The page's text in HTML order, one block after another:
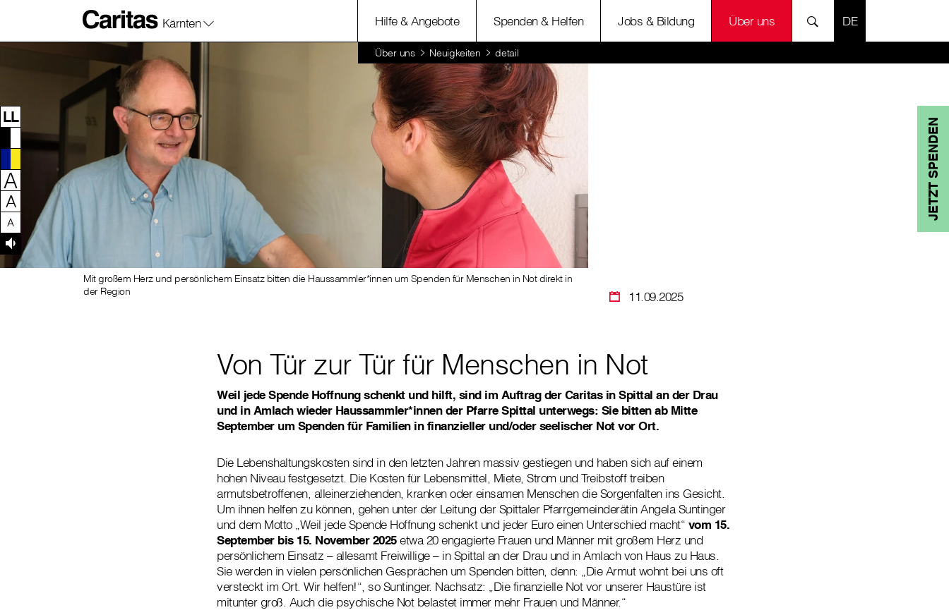
Zum Inhalt dieser Seite
Zur Navigation
Zum Footer dieser Seite
Kärnten Hilfe & Angebote Spenden & Helfen Jobs & Bildung Über uns SPRACHE
Über uns Neuigkeiten detail
JETZT SPENDEN
LL
A
A
A
11.09.2025
Mit großem Herz und persönlichem Einsatz bitten die Haussammler*innen um Spenden für Menschen in Not direkt in
der Region
Von Tür zur Tür für Menschen in Not
Weil jede Spende Hoffnung schenkt und hilft, sind im Auftrag der Caritas in Spittal an der Drau
und in Amlach wieder Haussammler*innen der Pfarre Spittal unterwegs: Sie bitten ab Mitte
September um Spenden für Familien in finanzieller und/oder seelischer Not vor Ort.
Die Lebenshaltungskosten sind in den letzten Jahren massiv gestiegen und haben sich auf einem
hohen Niveau festgesetzt. Die Kosten für Lebensmittel, Miete, Strom und Treibstoff treiben
armutsbetroffenen, alleinerziehenden, kranken oder einsamen Menschen die Sorgenfalten ins Gesicht.
Um ihnen helfen zu können, gehen unter der Leitung der Spittaler Pfarrgemeinderätin Angela Suntinger
und dem Motto „Weil jede Spende Hoffnung schenkt und jeder Euro einen Unterschied macht“ vom 15.
September bis 15. November 2025etwa 20 engagierte Frauen und Männer mit großem Herz und
persönlichem Einsatz – allesamt Freiwillige – in Spittal an der Drau und in Amlach von Haus zu Haus.
Sie werden in vielen persönlichen Gesprächen um Spenden bitten, denn: „Die Armut wohnt bei uns oft
versteckt im Ort. Wir helfen!“, so Suntinger. Nachsatz: „Die finanzielle Not vor unserer Haustüre ist
mitunter groß. Auch die psychische Not belastet immer mehr Frauen und Männer.“